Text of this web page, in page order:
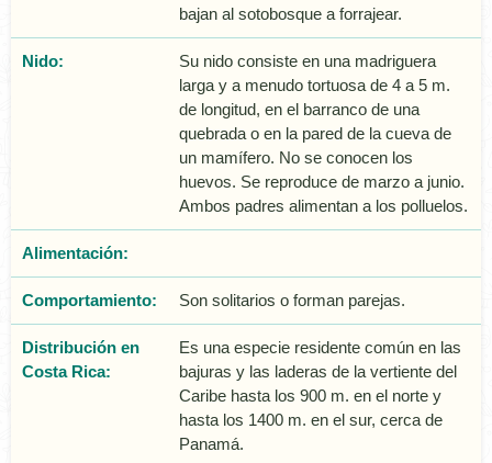
bajan al sotobosque a forrajear.
Nido:
Su nido consiste en una madriguera
larga y a menudo tortuosa de 4 a 5 m.
de longitud, en el barranco de una
quebrada o en la pared de la cueva de
un mamí­fero. No se conocen los
huevos. Se reproduce de marzo a junio.
Ambos padres alimentan a los polluelos.
Alimentación:
Comportamiento: Son solitarios o forman parejas.
Distribución en
Costa Rica:
Es una especie residente común en las
bajuras y las laderas de la vertiente del
Caribe hasta los 900 m. en el norte y
hasta los 1400 m. en el sur, cerca de
Panamá.